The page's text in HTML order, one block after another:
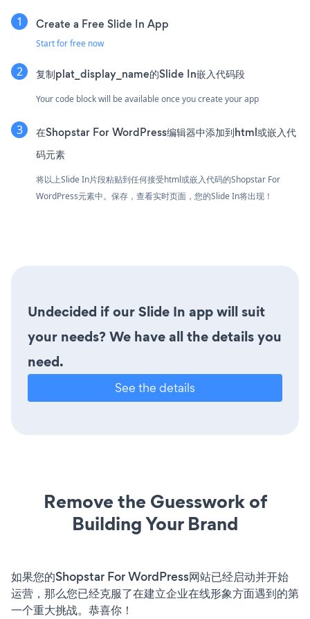
Create a Free Slide In App
Start for free now
复制plat_display_name的Slide In嵌入代码段
Your code block will be available once you create your app
在Shopstar For WordPress编辑器中添加到html或嵌入代
码元素
将以上Slide In片段粘贴到任何接受html或嵌入代码的Shopstar For
WordPress元素中。保存，查看实时页面，您的Slide In将出现！
Undecided if our Slide In app will suit
your needs? We have all the details you
need.
See the details
Remove the Guesswork of
Building Your Brand
如果您的Shopstar For WordPress网站已经启动并开始
运营，那么您已经克服了在建立企业在线形象方面遇到的第
一个重大挑战。恭喜你！